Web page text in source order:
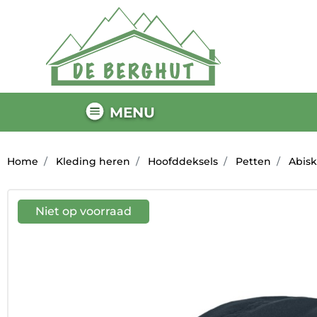
MENU
Home Kleding heren Hoofddeksels Petten
Niet op voorraad